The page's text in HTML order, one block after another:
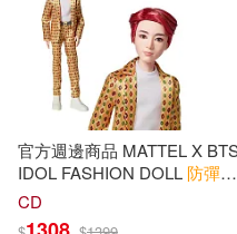
官方週邊商品 MATTEL X
IDOL FASHION DOLL 防彈少
年團
CD